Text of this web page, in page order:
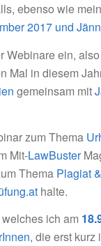
ebenso wie
2017 und
ein,
Mal in diesem
gemeinsam mit
zum Thema
Mit-LawBuster
Thema Plagiat
halte.
ich am
, die erst kurz